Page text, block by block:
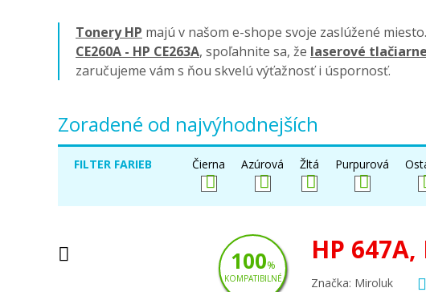
Tonery HP majú v našom e-shope svoje zaslúžené
CE260A - HP CE263A, spoľahnite sa, že laserové tlačiarne
zaručujeme vám s ňou skvelú výťažnosť i úspornosť.
Zoradené od najvýhodnejších
FILTER FARIEB Čierna Azúrová Žltá Purpurová
HP 647A,
Značka: Miroluk
100%
KOMPATIBILNÉ